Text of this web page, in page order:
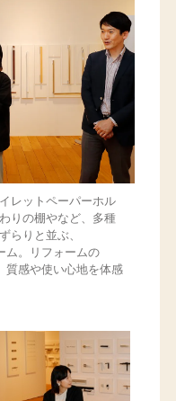
レットペーパーホル
りの棚やなど、多種
らりと並ぶ、
ム。リフォームの
質感や使い心地を体感